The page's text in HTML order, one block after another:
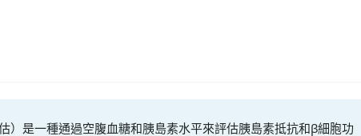
）是一種通過空腹血糖和胰島素水平來評估胰島素抵抗和β細胞功